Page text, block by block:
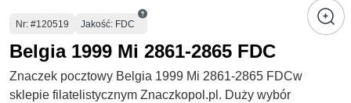
Numer
Nr: #120519 Jakość: FDC
Belgia 1999 Mi 2861-2865 FDC
Znaczek pocztowy Belgia 1999 Mi 2861-2865 FDCw
sklepie filatelistycznym Znaczkopol.pl. Duży wybór